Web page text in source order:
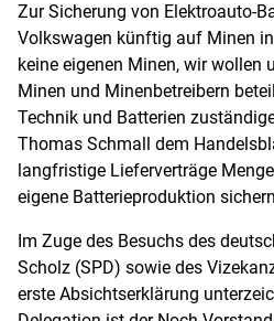
Zur Sicherung von Elektroauto-
Volkswagen künftig auf Minen
keine eigenen Minen, wir wollen
Minen und Minenbetreibern
Technik und Batterien
Thomas Schmall dem
langfristige Lieferverträge
eigene Batterieproduktion
Im Zuge des Besuchs des
Scholz (SPD) sowie des
erste Absichtserklärung